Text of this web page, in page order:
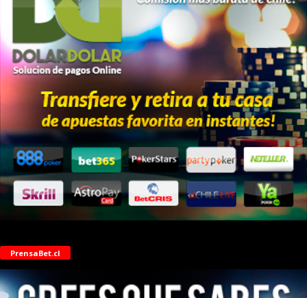
PrensaBet.cl